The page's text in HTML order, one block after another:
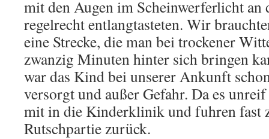
mit den Augen im Scheinwerferlicht an
regelrecht entlangtasteten. Wir
eine Strecke, die man bei trockener
zwanzig Minuten hinter sich bringen
war das Kind bei unserer Ankunft
versorgt und außer Gefahr. Da es
mit in die Kinderklinik und fuhren fast
Rutschpartie zurück.